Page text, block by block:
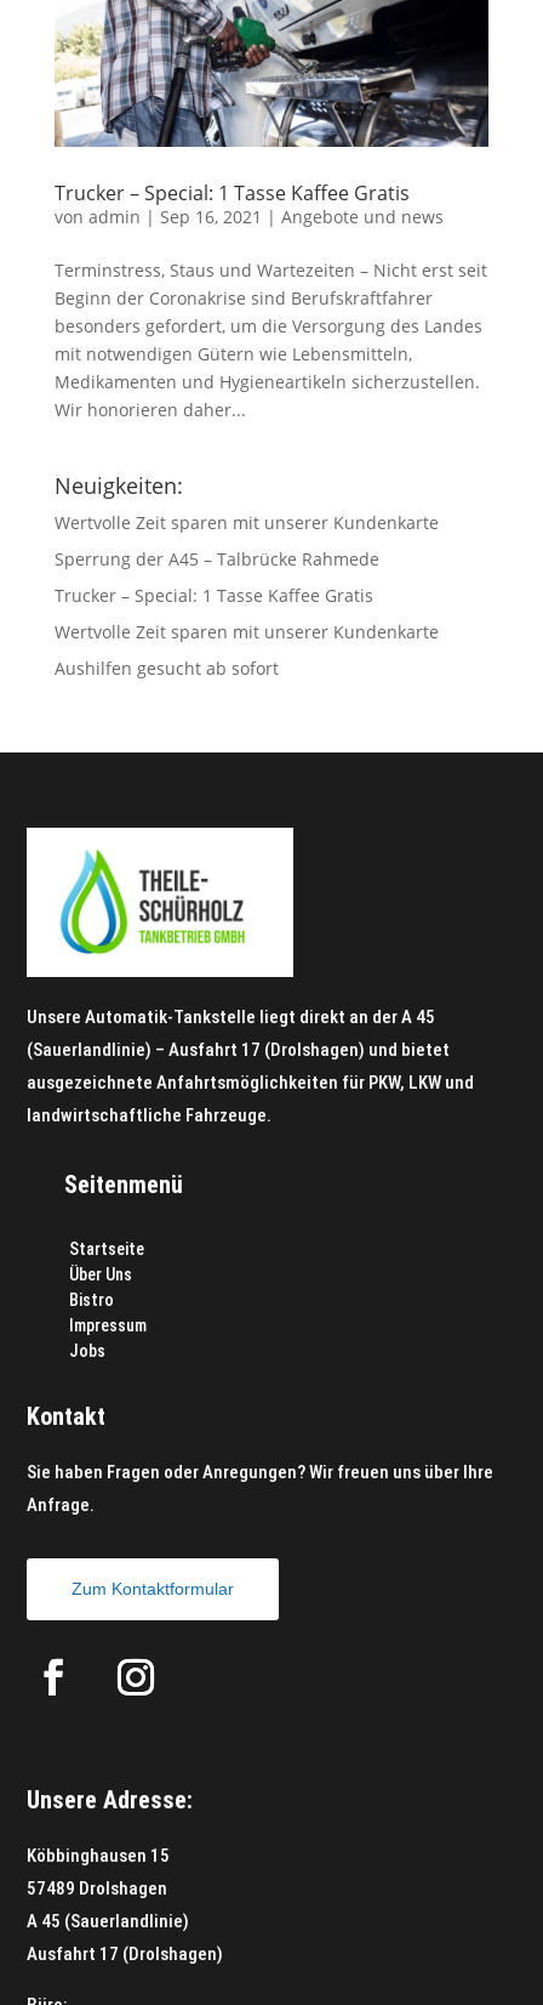
Trucker – Special: 1 Tasse Kaffee Gratis
von admin | Sep 16, 2021 | Angebote und news
Terminstress, Staus und Wartezeiten – Nicht erst seit
Beginn der Coronakrise sind Berufskraftfahrer
besonders gefordert, um die Versorgung des Landes
mit notwendigen Gütern wie Lebensmitteln,
Medikamenten und Hygieneartikeln sicherzustellen.
Wir honorieren daher...
Neuigkeiten:
Wertvolle Zeit sparen mit unserer Kundenkarte
Sperrung der A45 – Talbrücke Rahmede
Trucker – Special: 1 Tasse Kaffee Gratis
Wertvolle Zeit sparen mit unserer Kundenkarte
Aushilfen gesucht ab sofort
Unsere Automatik-Tankstelle liegt direkt an der A 45
(Sauerlandlinie) – Ausfahrt 17 (Drolshagen) und bietet
ausgezeichnete Anfahrtsmöglichkeiten für PKW, LKW und
landwirtschaftliche Fahrzeuge.
Seitenmenü
Startseite
Über Uns
Bistro
Impressum
Jobs
Kontakt
Sie haben Fragen oder Anregungen? Wir freuen uns über Ihre
Anfrage.
Zum Kontaktformular
Unsere Adresse:
Köbbinghausen 15
57489 Drolshagen
A 45 (Sauerlandlinie)
Ausfahrt 17 (Drolshagen)